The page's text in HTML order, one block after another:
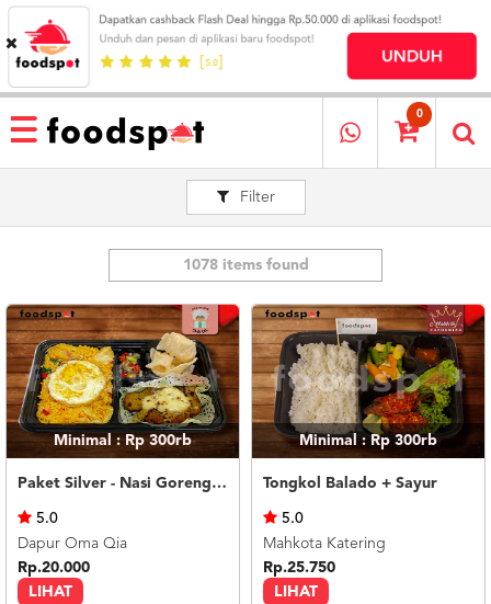
HOME
MENU
RESTAURANT
MEREKA
KATALOG
LOYALTY
PROGRAM
ABOUT
BLOG
TERMS
0
Filter
1078 items found
Minimal : Rp 300rb
Paket Silver - Nasi Goreng Nanas Geprek Mozza
LIHAT
5.0
Dapur Oma Qia
Rp.20.000
Minimal : Rp 300rb
Tongkol Balado + Sayur
LIHAT
5.0
Mahkota Katering
Rp.25.750